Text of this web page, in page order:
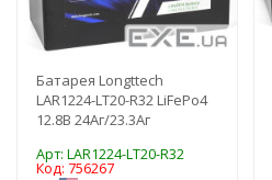
Батарея Longttech
LAR1224-LT20-R32 LiFePo4
12.8В 24Аг/23.3Аг
Арт: LAR1224-LT20-R32
Код: 756267